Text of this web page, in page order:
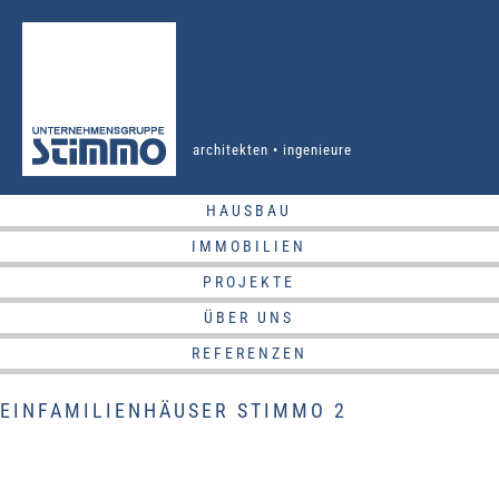
architekten • ingenieure
HAUSBAU
IMMOBILIEN
PROJEKTE
ÜBER UNS
REFERENZEN
EINFAMILIENHÄUSER STIMMO 2